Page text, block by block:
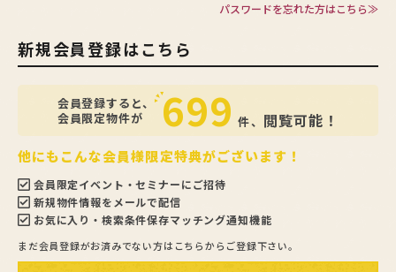
パスワードを忘れた方はこちら≫
新規会員登録はこちら
会員登録すると、
会員限定物件が
699 件、 閲覧可能！
他にもこんな会員様限定特典がございます！
会員限定イベント・セミナーにご招待
新規物件情報をメールで配信
お気に入り・検索条件保存マッチング通知機能
まだ会員登録がお済みでない方はこちらからご登録下さい。